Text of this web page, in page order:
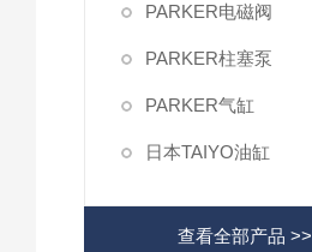
PARKER电磁阀
PARKER柱塞泵
PARKER气缸
日本TAIYO油缸
查看全部产品 >>